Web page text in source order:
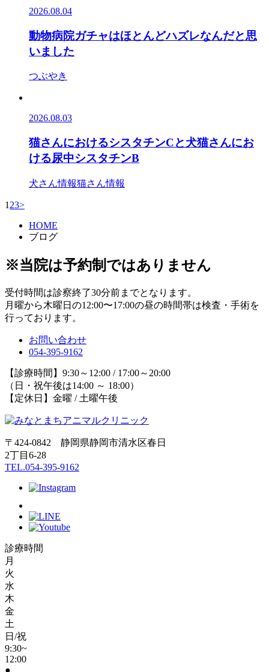
2026.08.04
動物病院ガチャはほとんどハズレなんだと思
いました
つぶやき
2026.08.03
猫さんにおけるシスタチンCと犬猫さんにお
ける尿中シスタチンB
犬さん情報猫さん情報
1 23>
HOME
ブログ
※当院は予約制ではありません
受付時間は診察終了30分前までとなります。
月曜から木曜日の12:00〜17:00の昼の時間帯は検査・手術を
行っております。
お問い合わせ
054-395-9162
【診療時間】9:30～12:00 / 17:00～20:00
（日・祝午後は14:00 ～ 18:00）
【定休日】金曜 / 土曜午後
〒424-0842 静岡県静岡市清水区春日
2丁目6-28
TEL.054-395-9162
診療時間
月
火
水
木
金
土
日/祝
9:30~
12:00
●